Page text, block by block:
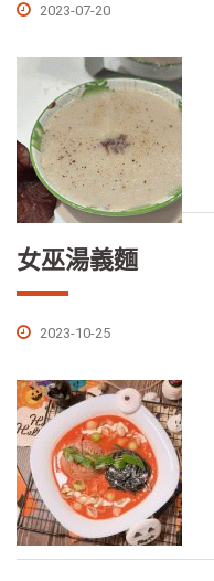
2023-07-20
女巫湯義麵
2023-10-25